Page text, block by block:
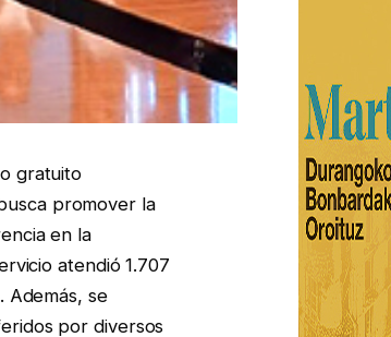
gratuito
promover la
en la
atendió 1.707
Además, se
por diversos